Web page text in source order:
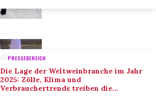
PRESSEBEREICH
Die Lage der Weltweinbranche im Jahr
2025: Zölle, Klima und
Verbrauchertrends treiben die